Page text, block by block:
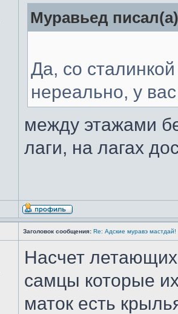
Муравьед
Да, со
нереально, у
между этажами
лаги, на лагах
Заголовок сообщения: Re: Адские муравэ мастдай!
Насчет
самцы которые
маток есть